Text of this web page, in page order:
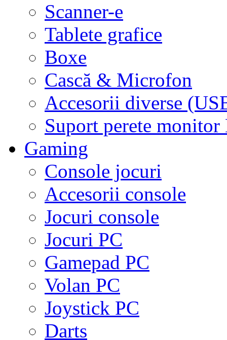
Scanner-e
Tablete grafice
Boxe
Cască & Microfon
Accesorii diverse
Suport perete
Gaming
Console jocuri
Accesorii console
Jocuri console
Jocuri PC
Gamepad PC
Volan PC
Joystick PC
Darts